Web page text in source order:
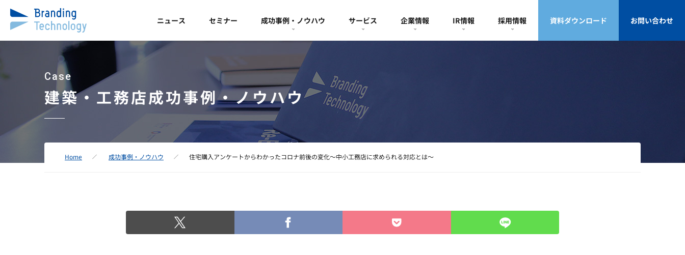
ニュース セミナー 成功事例・ノウハウ サービス 企業情報 IR情報 採用情報 資料ダウンロード お問い合わせ
Case
建築・工務店成功事例・ノウハウ
Home 成功事例・ノウハウ 住宅購入アンケートからわかったコロナ前後の変化～中小工務店に求められる対応とは～